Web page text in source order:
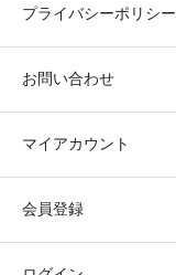
プライバシーポリシー
お問い合わせ
マイアカウント
会員登録